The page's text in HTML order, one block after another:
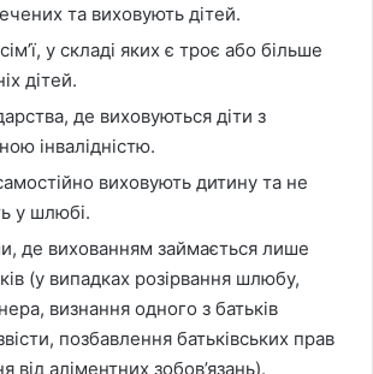
та виховують дітей.
у складі яких є троє або більше
дітей.
де виховуються діти з
інвалідністю.
виховують дитину та не
у шлюбі.
де вихованням займається лише
(у випадках розірвання шлюбу,
визнання одного з батьків
позбавлення батьківських прав
від аліментних зобов’язань).